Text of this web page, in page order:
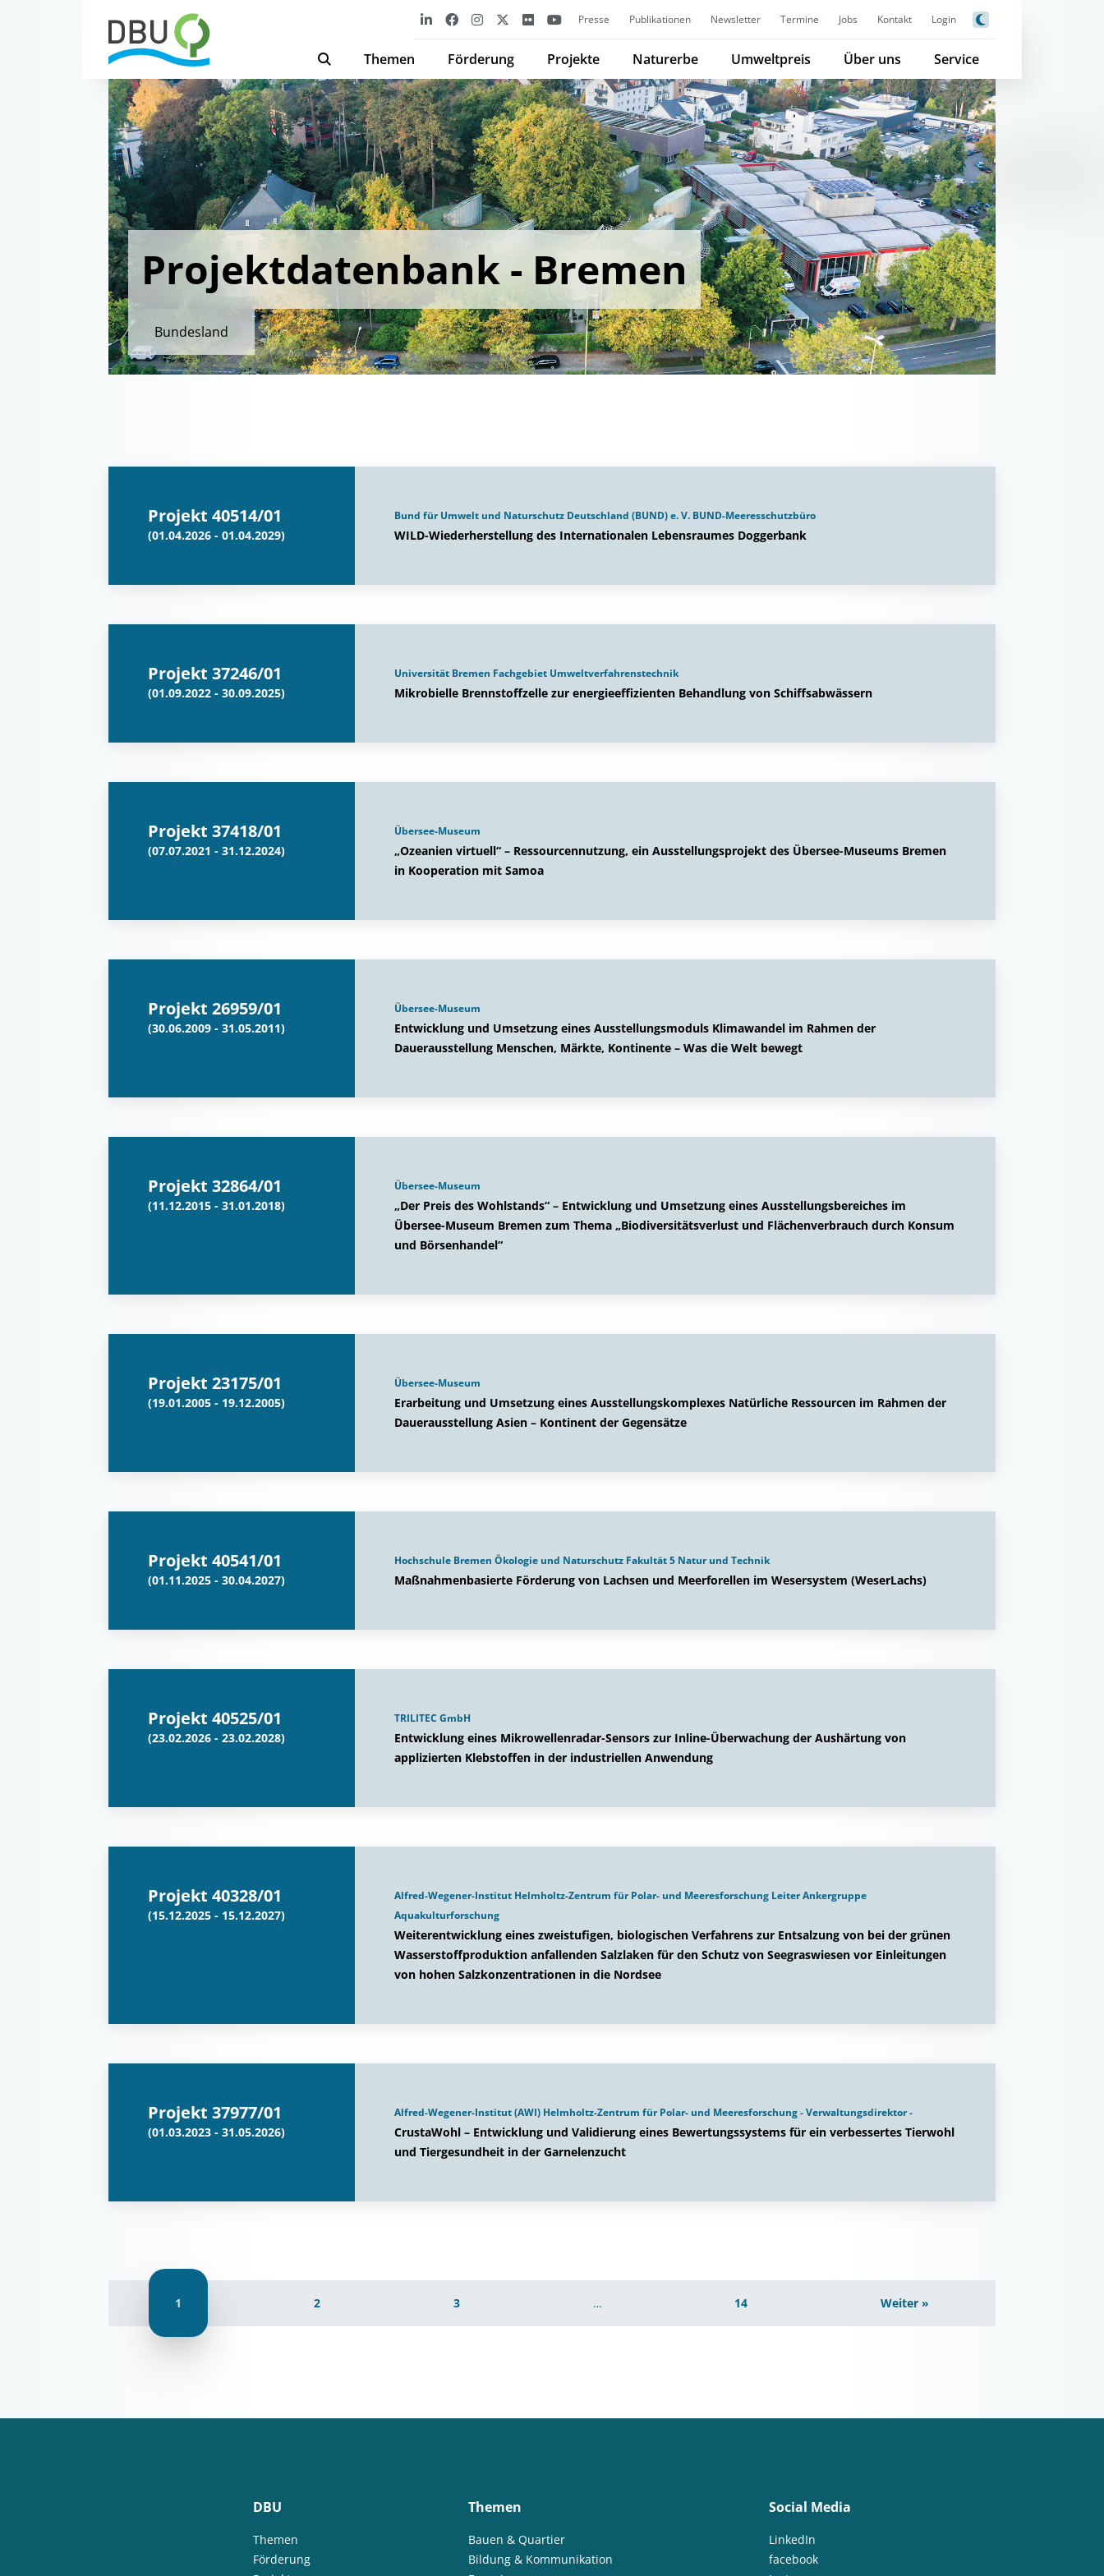
Presse Publikationen Newsletter Termine Jobs Kontakt Login
Themen Förderung Projekte Naturerbe Umweltpreis Über uns Service
Projektdatenbank - Bremen
Bundesland
Projekt 40514/01
(01.04.2026 - 01.04.2029)
Bund für Umwelt und Naturschutz Deutschland (BUND) e. V. BUND-Meeresschutzbüro
WILD-Wiederherstellung des Internationalen Lebensraumes Doggerbank
Projekt 37246/01
(01.09.2022 - 30.09.2025)
Universität Bremen Fachgebiet Umweltverfahrenstechnik
Mikrobielle Brennstoffzelle zur energieeffizienten Behandlung von Schiffsabwässern
Projekt 37418/01
(07.07.2021 - 31.12.2024)
Übersee-Museum
„Ozeanien virtuell“ – Ressourcennutzung, ein Ausstellungsprojekt des Übersee-Museums Bremen
in Kooperation mit Samoa
Projekt 26959/01
(30.06.2009 - 31.05.2011)
Übersee-Museum
Entwicklung und Umsetzung eines Ausstellungsmoduls Klimawandel im Rahmen der
Dauerausstellung Menschen, Märkte, Kontinente – Was die Welt bewegt
Projekt 32864/01
(11.12.2015 - 31.01.2018)
Übersee-Museum
„Der Preis des Wohlstands“ – Entwicklung und Umsetzung eines Ausstellungsbereiches im
Übersee-Museum Bremen zum Thema „Biodiversitätsverlust und Flächenverbrauch durch Konsum
und Börsenhandel“
Projekt 23175/01
(19.01.2005 - 19.12.2005)
Übersee-Museum
Erarbeitung und Umsetzung eines Ausstellungskomplexes Natürliche Ressourcen im Rahmen der
Dauerausstellung Asien – Kontinent der Gegensätze
Projekt 40541/01
(01.11.2025 - 30.04.2027)
Hochschule Bremen Ökologie und Naturschutz Fakultät 5 Natur und Technik
Maßnahmenbasierte Förderung von Lachsen und Meerforellen im Wesersystem (WeserLachs)
Projekt 40525/01
(23.02.2026 - 23.02.2028)
TRILITEC GmbH
Entwicklung eines Mikrowellenradar-Sensors zur Inline-Überwachung der Aushärtung von
applizierten Klebstoffen in der industriellen Anwendung
Projekt 40328/01
(15.12.2025 - 15.12.2027)
Alfred-Wegener-Institut Helmholtz-Zentrum für Polar- und Meeresforschung Leiter Ankergruppe
Aquakulturforschung
Weiterentwicklung eines zweistufigen, biologischen Verfahrens zur Entsalzung von bei der grünen
Wasserstoffproduktion anfallenden Salzlaken für den Schutz von Seegraswiesen vor Einleitungen
von hohen Salzkonzentrationen in die Nordsee
Projekt 37977/01
(01.03.2023 - 31.05.2026)
Alfred-Wegener-Institut (AWI) Helmholtz-Zentrum für Polar- und Meeresforschung - Verwaltungsdirektor -
CrustaWohl – Entwicklung und Validierung eines Bewertungssystems für ein verbessertes Tierwohl
und Tiergesundheit in der Garnelenzucht
1 2 3 … 14 Weiter »
DBU
Themen
Förderung
Themen
Bauen & Quartier
Bildung & Kommunikation
Social Media
LinkedIn
facebook